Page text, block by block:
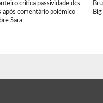
critica passividade dos
após comentário polémico
Sara